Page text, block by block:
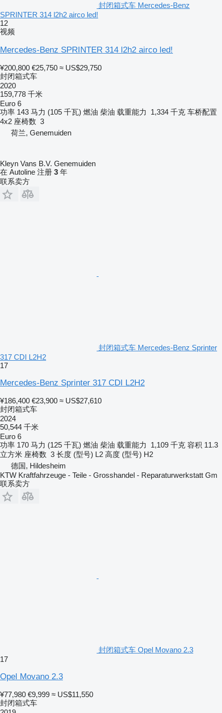
封闭箱式车 Mercedes-Benz
SPRINTER 314 l2h2 airco led!
12
视频
Mercedes-Benz SPRINTER 314 l2h2 airco led!
¥200,800 €25,750 ≈ US$29,750
封闭箱式车
2020
159,778 千米
Euro 6
功率 143 马力 (105 千瓦) 燃油 柴油 载重能力 1,334 千克 车桥配置
4x2 座椅数 3
荷兰, Genemuiden
Kleyn Vans B.V. Genemuiden
在 Autoline 注册 3 年
联系卖方
封闭箱式车 Mercedes-Benz Sprinter
317 CDI L2H2
17
Mercedes-Benz Sprinter 317 CDI L2H2
¥186,400 €23,900 ≈ US$27,610
封闭箱式车
2024
50,544 千米
Euro 6
功率 170 马力 (125 千瓦) 燃油 柴油 载重能力 1,109 千克 容积 11.3
立方米 座椅数 3 长度 (型号) L2 高度 (型号) H2
德国, Hildesheim
KTW Kraftfahrzeuge - Teile - Grosshandel - Reparaturwerkstatt Gm
联系卖方
封闭箱式车 Opel Movano 2.3
17
Opel Movano 2.3
¥77,980 €9,999 ≈ US$11,550
封闭箱式车